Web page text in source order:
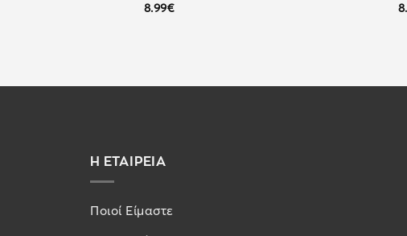
8.99€
Η ΕΤΑΙΡΕΙΑ
Ποιοί Είμαστε